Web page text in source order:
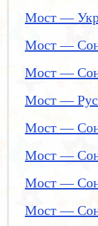
Мост —
Мост —
Мост —
Мост —
Мост —
Мост —
Мост —
Мост —